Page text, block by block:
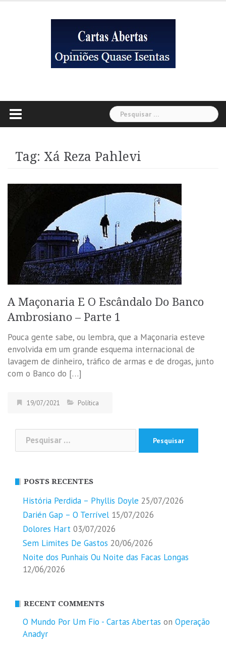
Pesquisar
por:
Tag: Xá Reza Pahlevi
A Maçonaria E O Escândalo Do Banco
Ambrosiano – Parte 1
Pouca gente sabe, ou lembra, que a Maçonaria esteve
envolvida em um grande esquema internacional de
lavagem de dinheiro, tráfico de armas e de drogas, junto
com o Banco do […]
19/07/2021 Política
Pesquisar
por:
POSTS RECENTES
História Perdida – Phyllis Doyle 25/07/2026
Darién Gap – O Terrível 15/07/2026
Dolores Hart 03/07/2026
Sem Limites De Gastos 20/06/2026
Noite dos Punhais Ou Noite das Facas Longas
12/06/2026
RECENT COMMENTS
O Mundo Por Um Fio - Cartas Abertas on Operação
Anadyr